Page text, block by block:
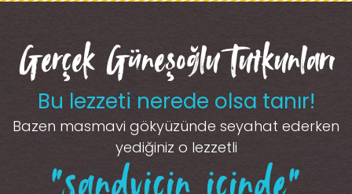
Gerçek Güneşoğlu Tutkunları
Bu lezzeti nerede olsa tanır!
Bazen masmavi gökyüzünde seyahat ederken
yediğiniz o lezzetli